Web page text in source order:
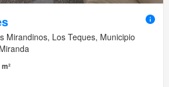
Mirandinos, Los Teques, Municipio